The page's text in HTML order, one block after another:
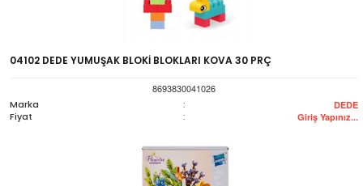
04102 DEDE YUMUŞAK BLOKİ BLOKLARI KOVA 30 PRÇ
8693830041026
Marka
: DEDE
Fiyat : Giriş Yapınız...